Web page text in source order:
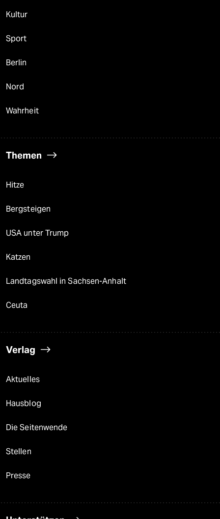
Kultur
Sport
Berlin
Nord
Wahrheit
Themen
Hitze
Bergsteigen
USA unter Trump
Katzen
Landtagswahl in Sachsen-Anhalt
Ceuta
Verlag
Aktuelles
Hausblog
Die Seitenwende
Stellen
Presse